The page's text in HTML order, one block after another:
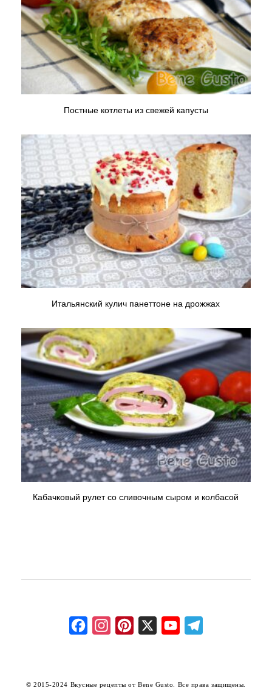
Постные котлеты из свежей капусты
Итальянский кулич панеттоне на дрожжах
Кабачковый рулет со сливочным сыром и колбасой
FacebookInstagramPinterest
YouTube
© 2015-2024 Вкусные рецепты от Bene Gusto . Все права защищены.